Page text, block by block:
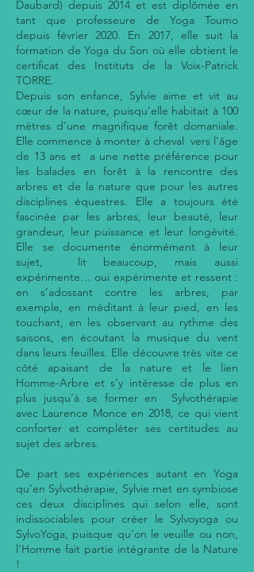
Daubard) depuis 2014 et est diplômée en
tant que professeure de Yoga Toumo
depuis février 2020. En 2017, elle suit la
formation de Yoga du Son où elle obtient le
certificat des Instituts de la Voix-Patrick
TORRE.
Depuis son enfance, Sylvie aime et vit au
cœur de la nature, puisqu’elle habitait à 100
mètres d’une magnifique forêt domaniale.
Elle commence à monter à cheval vers l’âge
de 13 ans et a une nette préférence pour
les balades en forêt à la rencontre des
arbres et de la nature que pour les autres
disciplines équestres. Elle a toujours été
fascinée par les arbres, leur beauté, leur
grandeur, leur puissance et leur longévité.
Elle se documente énormément à leur
sujet, lit beaucoup, mais aussi
expérimente… oui expérimente et ressent :
en s’adossant contre les arbres, par
exemple, en méditant à leur pied, en les
touchant, en les observant au rythme des
saisons, en écoutant la musique du vent
dans leurs feuilles. Elle découvre très vite ce
côté apaisant de la nature et le lien
Homme-Arbre et s’y intéresse de plus en
plus jusqu’à se former en Sylvothérapie
avec Laurence Monce en 2018, ce qui vient
conforter et compléter ses certitudes au
sujet des arbres.
De part ses expériences autant en Yoga
qu’en Sylvothérapie, Sylvie met en symbiose
ces deux disciplines qui selon elle, sont
indissociables pour créer le Sylvoyoga ou
SylvoYoga, puisque qu’on le veuille ou non,
l’Homme fait partie intégrante de la Nature
!